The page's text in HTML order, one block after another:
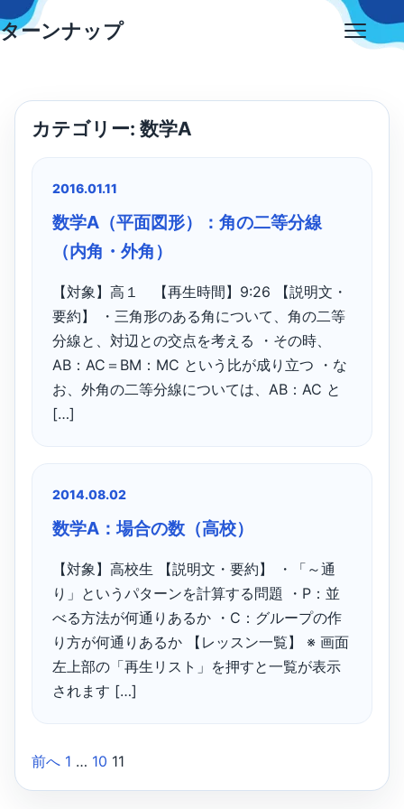
Skip
to
ターンナップ
カテゴリー: 数学A
2016.01.11
数学A（平面図形）：角の二等分線
（内角・外角）
【対象】高１ 【再生時間】9:26 【説明文・
要約】 ・三角形のある角について、角の二等
分線と、対辺との交点を考える ・その時、
AB：AC＝BM：MC という比が成り立つ ・な
お、外角の二等分線については、AB：AC と
[…]
2014.08.02
数学A：場合の数（高校）
【対象】高校生 【説明文・要約】 ・「～通
り」というパターンを計算する問題 ・P：並
べる方法が何通りあるか ・C：グループの作
り方が何通りあるか 【レッスン一覧】 ※ 画面
左上部の「再生リスト」を押すと一覧が表示
されます […]
投
前へ 1 … 10 11